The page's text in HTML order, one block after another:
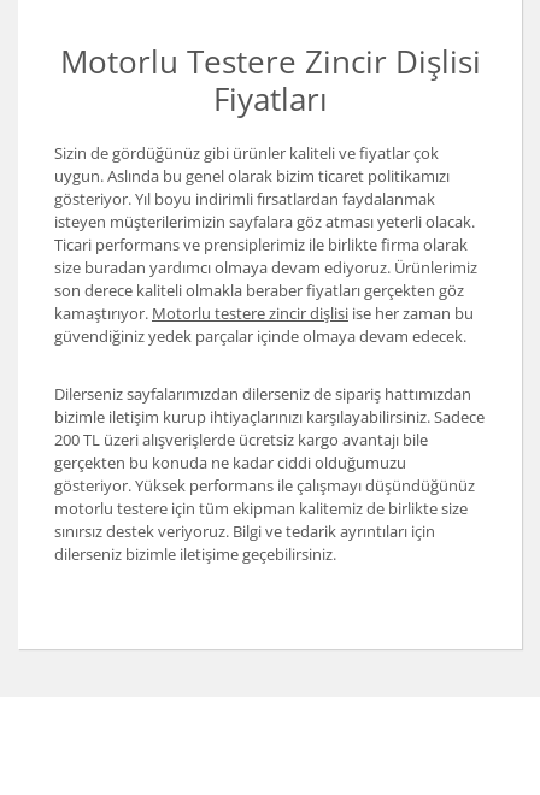
Motorlu Testere Zincir Dişlisi
Fiyatları
Sizin de gördüğünüz gibi ürünler kaliteli ve fiyatlar çok
uygun. Aslında bu genel olarak bizim ticaret politikamızı
gösteriyor. Yıl boyu indirimli fırsatlardan faydalanmak
isteyen müşterilerimizin sayfalara göz atması yeterli olacak.
Ticari performans ve prensiplerimiz ile birlikte firma olarak
size buradan yardımcı olmaya devam ediyoruz. Ürünlerimiz
son derece kaliteli olmakla beraber fiyatları gerçekten göz
kamaştırıyor. Motorlu testere zincir dişlisi ise her zaman bu
güvendiğiniz yedek parçalar içinde olmaya devam edecek.
Dilerseniz sayfalarımızdan dilerseniz de sipariş hattımızdan
bizimle iletişim kurup ihtiyaçlarınızı karşılayabilirsiniz. Sadece
200 TL üzeri alışverişlerde ücretsiz kargo avantajı bile
gerçekten bu konuda ne kadar ciddi olduğumuzu
gösteriyor. Yüksek performans ile çalışmayı düşündüğünüz
motorlu testere için tüm ekipman kalitemiz de birlikte size
sınırsız destek veriyoruz. Bilgi ve tedarik ayrıntıları için
dilerseniz bizimle iletişime geçebilirsiniz.